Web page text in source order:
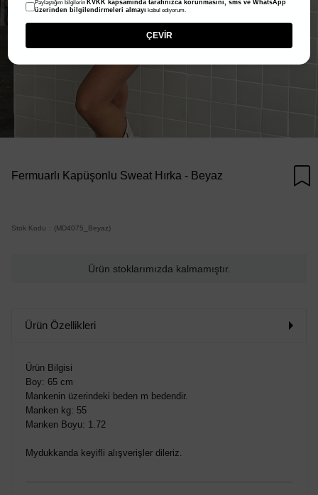
Fermuarlı Kapüşonlu Sweat Hırka - Beyaz
Stok Kodu (MD4075_Beyaz)
Ürün stoklarımızda kalmamıştır.
Ürün Özellikleri
Ürün Bilgisi
Boy: 65 cm
Mankenin üzerindeki beden m bedendir.
Manken kg: 55
Manken Boyu: 1.72
Mydukkanda keyifli alışverişler dileriz.
Paylaştığım bilgilerin KVKK kapsamında tarafınızca korunmasını, sms ve WhatsApp
üzerinden bilgilendirmeleri almayı kabul ediyorum.
ÇEVİR